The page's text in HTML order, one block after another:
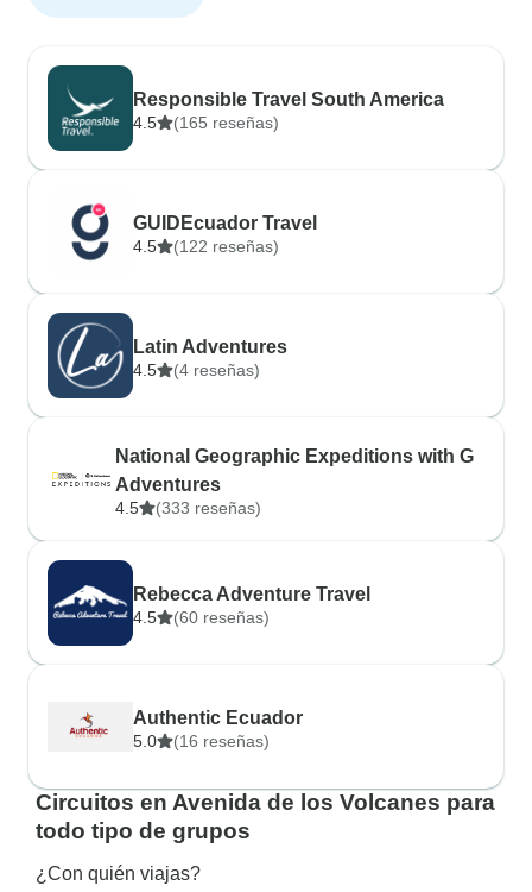
Responsible Travel South America
4.5 (165 reseñas)
GUIDEcuador Travel
4.5 (122 reseñas)
Latin Adventures
4.5 (4 reseñas)
National Geographic Expeditions with G
Adventures
4.5 (333 reseñas)
Rebecca Adventure Travel
4.5 (60 reseñas)
Authentic Ecuador
5.0 (16 reseñas)
Circuitos en Avenida de los Volcanes para
todo tipo de grupos
¿Con quién viajas?